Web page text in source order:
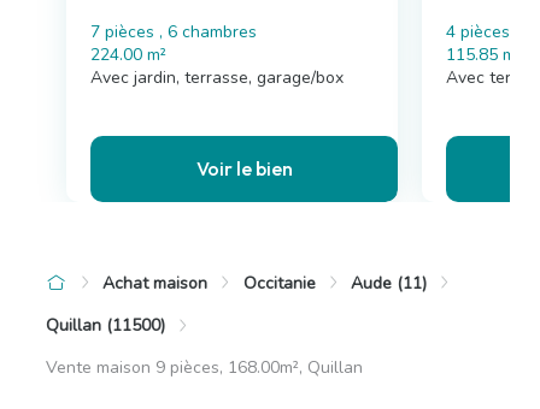
7 pièces , 6 chambres
224.00 m²
Avec jardin, terrasse, garage/box
Voir le bien
4 pièces , 2
115.85 m²
Avec
Achat maison Occitanie
Aude (11)
Quillan (11500)
Vente maison 9 pièces, 168.00m², Quillan